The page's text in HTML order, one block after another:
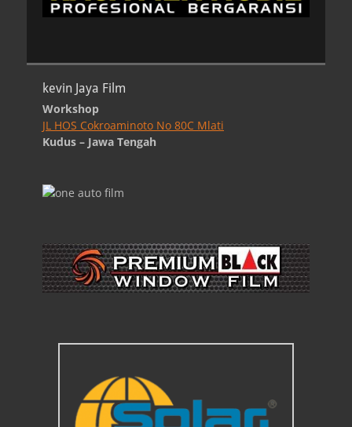
kevin Jaya Film
Workshop
JL HOS Cokroaminoto No 80C Mlati
Kudus – Jawa Tengah